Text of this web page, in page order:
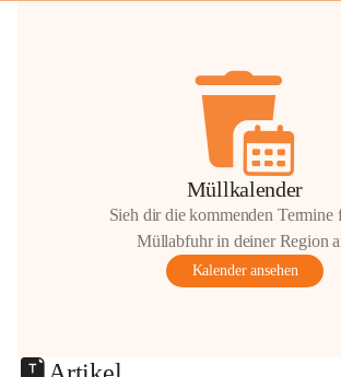
Müllkalender
Sieh dir die kommenden Termine
Müllabfuhr in deiner Region
Kalender ansehen